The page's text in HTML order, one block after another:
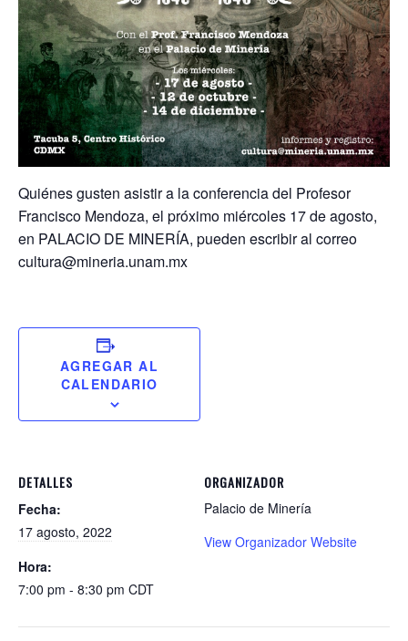
Quiénes gusten asistir a la conferencia del Profesor
Francisco Mendoza, el próximo miércoles 17 de agosto,
en PALACIO DE MINERÍA, pueden escribir al correo
cultura@mineria.unam.mx
AGREGAR AL
CALENDARIO
DETALLES
Fecha:
17 agosto, 2022
Hora:
7:00 pm - 8:30 pm CDT
ORGANIZADOR
Palacio de Minería
View Organizador Website